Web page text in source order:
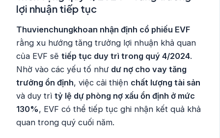
lợi nhuận tiếp tục
Thuvienchungkhoan nhận định cổ phiếu EVF
rằng xu hướng tăng trưởng lợi nhuận khả quan
của EVF sẽtiếp tục duy trì trong quý 4/2024.
Nhờ vào các yếu tố như dư nợ cho vay tăng
trưởng ổn định, việc cải thiện chất lượng tài sản
và duy trìtỷ lệ dự phòng nợ xấu ổn định ở mức
130%, EVF có thể tiếp tục ghi nhận kết quả khả
quan trong quý cuối năm.